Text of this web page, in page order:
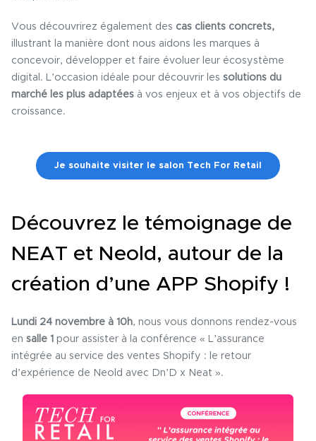
Vous découvrirez également des cas clients concrets,
illustrant la manière dont nous aidons les marques à
concevoir, développer et faire évoluer leur écosystème
digital. L’occasion idéale pour découvrir les solutions du
marché les plus adaptées à vos enjeux et à vos objectifs de
croissance.
Je souhaite visiter le salon Tech For Retail
Découvrez le témoignage de
NEAT et Neold, autour de la
création d’une APP Shopify !
Lundi 24 novembre à 10h, nous vous donnons rendez-vous
en salle 1 pour assister à la conférence « L’assurance
intégrée au service des ventes Shopify : le retour
d’expérience de Neold avec Dn’D x Neat ».